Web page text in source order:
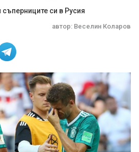
си в Русия
автор: Веселин Коларов